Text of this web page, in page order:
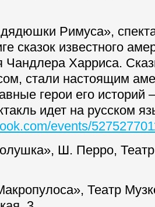
Римуса»,
сказок известного
Чандлера Харриса.
стали настоящим
герои его историй
идет на русском
events/
Ш. Перро,
Театр